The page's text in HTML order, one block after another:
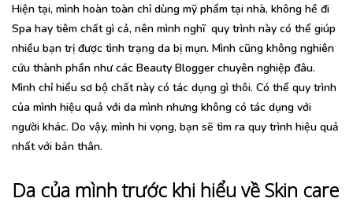
Hiện tại, mình hoàn toàn chỉ dùng mỹ phẩm tại nhà, không hề đi
Spa hay tiêm chất gì cả, nên mình nghĩ quy trình này có thể giúp
nhiều bạn trị được tình trạng da bị mụn. Mình cũng không nghiên
cứu thành phần như các Beauty Blogger chuyên nghiệp đâu.
Mình chỉ hiểu sơ bộ chất này có tác dụng gì thôi. Có thể quy trình
của mình hiệu quả với da mình nhưng không có tác dụng với
người khác. Do vậy, mình hi vọng, bạn sẽ tìm ra quy trình hiệu quả
nhất với bản thân.
Da của mình trước khi hiểu về Skin care